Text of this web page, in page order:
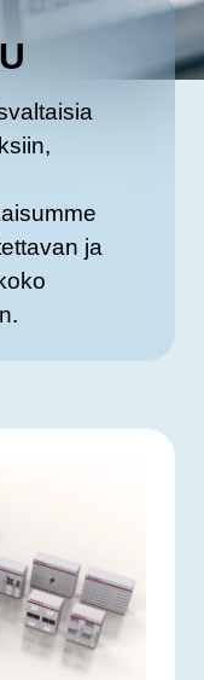
ja